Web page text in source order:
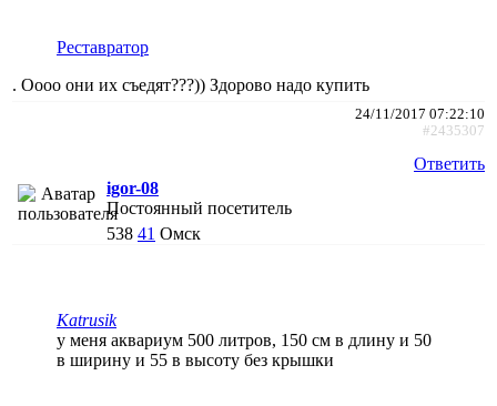
Реставратор
. Оооо они их съедят???)) Здорово надо купить
24/11/2017 07:22:10
#2435307
Ответить
igor-08
Постоянный посетитель
538 41 Омск
Katrusik
у меня аквариум 500 литров, 150 см в длину и 50
в ширину и 55 в высоту без крышки